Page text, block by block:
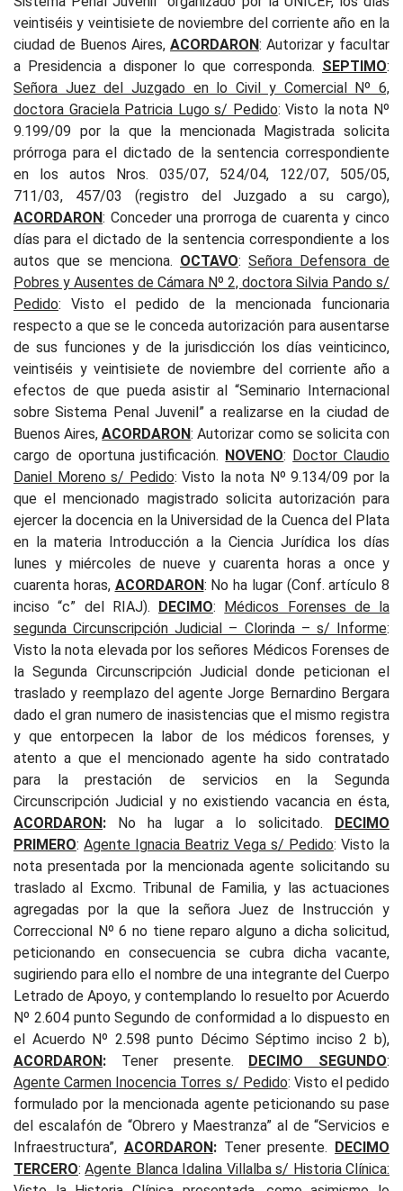
veintiséis y veintisiete de noviembre del corriente año en la
ciudad de Buenos Aires, ACORDARON: Autorizar y facultar
a Presidencia a disponer lo que corresponda. SEPTIMO:
Señora Juez del Juzgado en lo Civil y Comercial Nº 6,
doctora Graciela Patricia Lugo s/ Pedido: Visto la nota Nº
9.199/09 por la que la mencionada Magistrada solicita
prórroga para el dictado de la sentencia correspondiente
en los autos Nros. 035/07, 524/04, 122/07, 505/05,
711/03, 457/03 (registro del Juzgado a su cargo),
ACORDARON: Conceder una prorroga de cuarenta y cinco
días para el dictado de la sentencia correspondiente a los
autos que se menciona. OCTAVO: Señora Defensora de
Pobres y Ausentes de Cámara Nº 2, doctora Silvia Pando s/
Pedido: Visto el pedido de la mencionada funcionaria
respecto a que se le conceda autorización para ausentarse
de sus funciones y de la jurisdicción los días veinticinco,
veintiséis y veintisiete de noviembre del corriente año a
efectos de que pueda asistir al “Seminario Internacional
sobre Sistema Penal Juvenil” a realizarse en la ciudad de
Buenos Aires,ACORDARON: Autorizar como se solicita con
cargo de oportuna justificación. NOVENO: Doctor Claudio
Daniel Moreno s/ Pedido: Visto la nota Nº 9.134/09 por la
que el mencionado magistrado solicita autorización para
ejercer la docencia en la Universidad de la Cuenca del Plata
en la materia Introducción a la Ciencia Jurídica los días
lunes y miércoles de nueve y cuarenta horas a once y
cuarenta horas, ACORDARON: No ha lugar (Conf. artículo 8
inciso “c” del RIAJ). DECIMO: Médicos Forenses de la
segunda Circunscripción Judicial – Clorinda – s/ Informe:
Visto la nota elevada por los señores Médicos Forenses de
la Segunda Circunscripción Judicial donde peticionan el
traslado y reemplazo del agente Jorge Bernardino Bergara
dado el gran numero de inasistencias que el mismo registra
y que entorpecen la labor de los médicos forenses, y
atento a que el mencionado agente ha sido contratado
para la prestación de servicios en la Segunda
Circunscripción Judicial y no existiendo vacancia en ésta,
ACORDARON: No ha lugar a lo solicitado. DECIMO
PRIMERO: Agente Ignacia Beatriz Vega s/ Pedido: Visto la
nota presentada por la mencionada agente solicitando su
traslado al Excmo. Tribunal de Familia, y las actuaciones
agregadas por la que la señora Juez de Instrucción y
Correccional Nº 6 no tiene reparo alguno a dicha solicitud,
peticionando en consecuencia se cubra dicha vacante,
sugiriendo para ello el nombre de una integrante del Cuerpo
Letrado de Apoyo, y contemplando lo resuelto por Acuerdo
Nº 2.604 punto Segundo de conformidad a lo dispuesto en
el Acuerdo Nº 2.598 punto Décimo Séptimo inciso 2 b),
ACORDARON: Tener presente. DECIMO SEGUNDO:
Agente Carmen Inocencia Torres s/ Pedido: Visto el pedido
formulado por la mencionada agente peticionando su pase
del escalafón de “Obrero y Maestranza” al de “Servicios e
Infraestructura”, ACORDARON: Tener presente. DECIMO
TERCERO:Agente Blanca Idalina Villalba s/ Historia Clínica: